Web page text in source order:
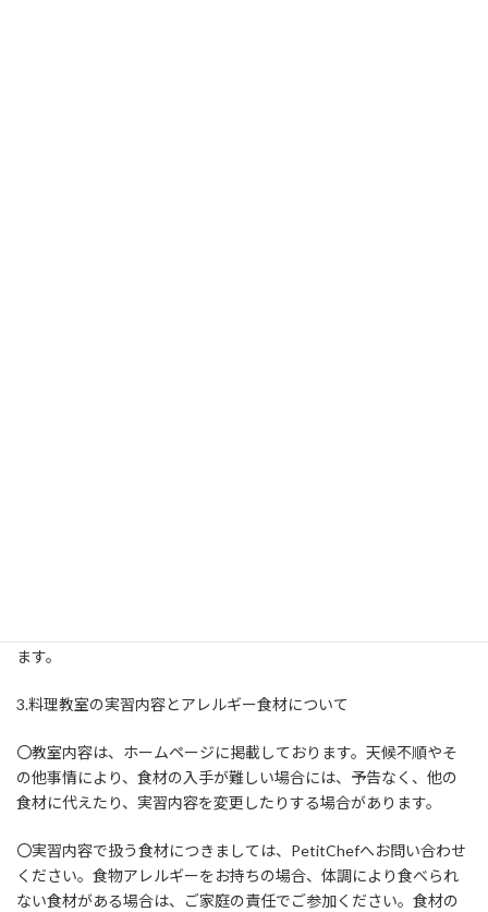
ます。
3.料理教室の実習内容とアレルギー食材について
〇教室内容は、ホームページに掲載しております。天候不順やそ
の他事情により、食材の入手が難しい場合には、予告なく、他の
食材に代えたり、実習内容を変更したりする場合があります。
〇実習内容で扱う食材につきましては、PetitChefへお問い合わせ
ください。食物アレルギーをお持ちの場合、体調により食べられ
ない食材がある場合は、ご家庭の責任でご参加ください。食材の